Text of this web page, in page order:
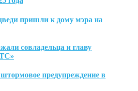
пришли к дому мэра на
совладельца и главу
предупреждение в